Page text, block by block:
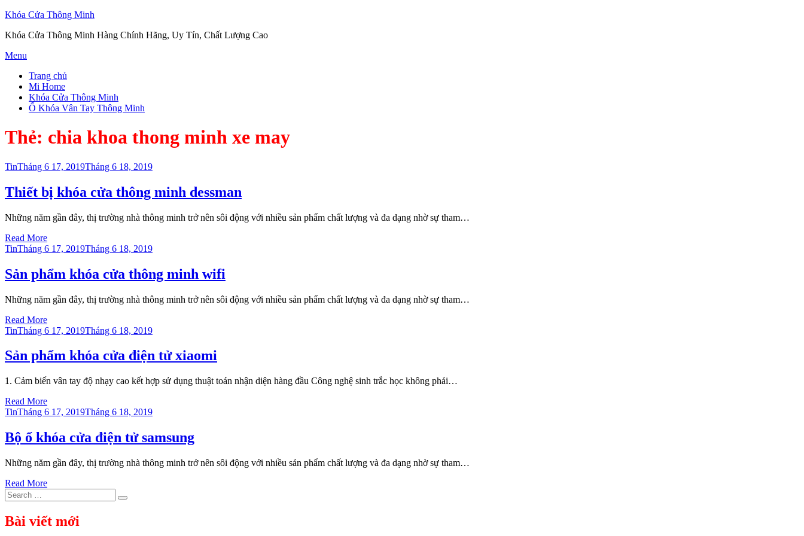
Khóa Cửa Thông Minh
Khóa Cửa Thông Minh Hàng Chính Hãng, Uy Tín, Chất Lượng Cao
Skip
content
Menu
Trang chủ
Mi Home
Khóa Cửa Thông Minh
Ổ Khóa Vân Tay Thông Minh
Thẻ: chia khoa thong minh xe may
TinPosted
Tháng 6 17, 2019Tháng 6 18, 2019
Thiết bị khóa cửa thông minh dessman
Những năm gần đây, thị trường nhà thông minh trở nên sôi động với nhiều sản phẩm chất lượng và đa dạng nhờ sự tham…
Read More
TinPosted
Tháng 6 17, 2019Tháng 6 18, 2019
Sản phẩm khóa cửa thông minh wifi
Những năm gần đây, thị trường nhà thông minh trở nên sôi động với nhiều sản phẩm chất lượng và đa dạng nhờ sự tham…
Read More
TinPosted
Tháng 6 17, 2019Tháng 6 18, 2019
Sản phẩm khóa cửa điện tử xiaomi
1. Cảm biến vân tay độ nhạy cao kết hợp sử dụng thuật toán nhận diện hàng đầu Công nghệ sinh trắc học không phải…
Read More
TinPosted
Tháng 6 17, 2019Tháng 6 18, 2019
Bộ ổ khóa cửa điện tử samsung
Những năm gần đây, thị trường nhà thông minh trở nên sôi động với nhiều sản phẩm chất lượng và đa dạng nhờ sự tham…
Read More
Search
for:
Search
Bài viết mới